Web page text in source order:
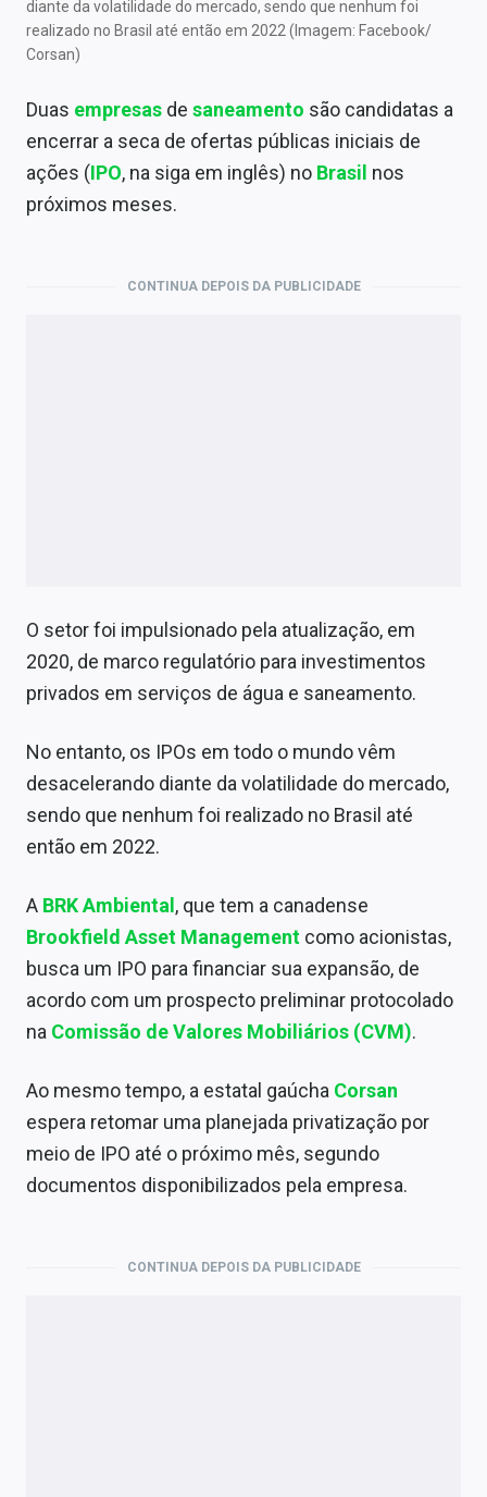
Renda Fixa
Mercados
Economia
Tecnologia
Conteúdo de Marca
Expediente
diante da volatilidade do mercado, sendo que nenhum foi
realizado no Brasil até então em 2022 (Imagem: Facebook/
Corsan)
Duas empresas de saneamento são candidatas a
encerrar a seca de ofertas públicas iniciais de
ações (IPO, na siga em inglês) no Brasil nos
próximos meses.
CONTINUA DEPOIS DA PUBLICIDADE
O setor foi impulsionado pela atualização, em
2020, de marco regulatório para investimentos
privados em serviços de água e saneamento.
No entanto, os IPOs em todo o mundo vêm
desacelerando diante da volatilidade do mercado,
sendo que nenhum foi realizado no Brasil até
então em 2022.
A BRK Ambiental , que tem a canadense
Brookfield Asset Management como acionistas,
busca um IPO para financiar sua expansão, de
acordo com um prospecto preliminar protocolado
na Comissão de Valores Mobiliários (CVM).
Ao mesmo tempo, a estatal gaúcha Corsan
espera retomar uma planejada privatização por
meio de IPO até o próximo mês, segundo
documentos disponibilizados pela empresa.
CONTINUA DEPOIS DA PUBLICIDADE